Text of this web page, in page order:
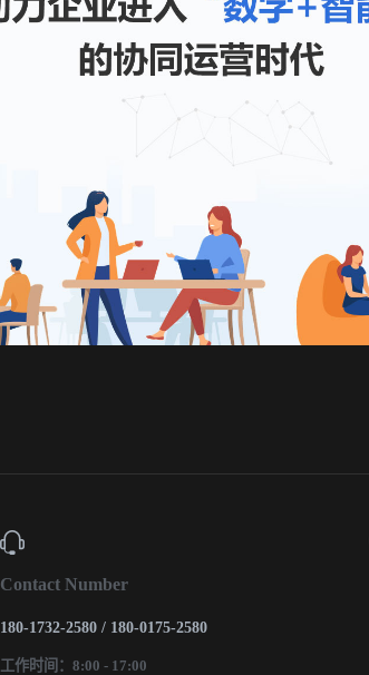
Contact Number
180-1732-2580 / 180-0175-2580
工作时间：8:00 - 17:00